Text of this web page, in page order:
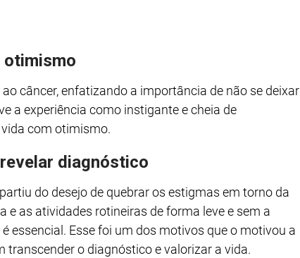
otimismo
câncer, enfatizando a importância de não se deixar
a experiência como instigante e cheia de
com otimismo.
diagnóstico
do desejo de quebrar os estigmas em torno da
e as atividades rotineiras de forma leve e sem a
essencial. Esse foi um dos motivos que o motivou a
o diagnóstico e valorizar a vida.